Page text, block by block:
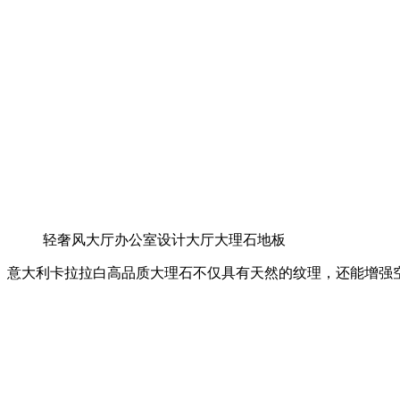
轻奢风大厅办公室设计大厅大理石地板
意大利卡拉拉白高品质大理石不仅具有天然的纹理，还能增强